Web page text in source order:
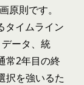
原則です。
タイムライン
ータ、統
常2年目の終
択を強いるた